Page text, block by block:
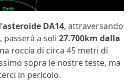
asteroide DA14, attraversando
passerà a soli 27.700km dalla
roccia di circa 45 metri di
sopra le nostre teste, ma
in pericolo.